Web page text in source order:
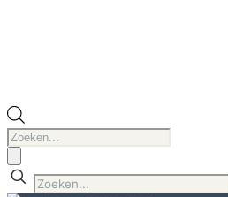
Producten
zoeken